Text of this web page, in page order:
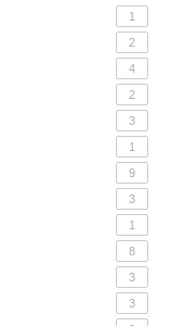
1
2
4
2
3
1
9
3
1
8
3
3